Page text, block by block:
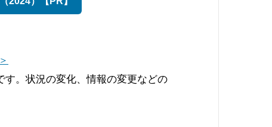
。状況の変化、情報の変更などの